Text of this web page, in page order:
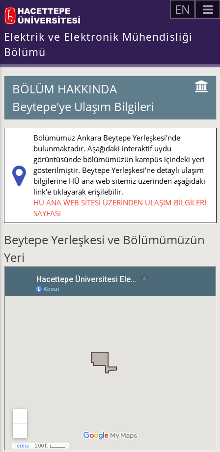
EN
Elektrik ve Elektronik Mühendisliği
Bölümü
BÖLÜM HAKKINDA
Beytepe'ye Ulaşım Bilgileri
Bölümümüz Ankara Beytepe Yerleşkesi'nde
bulunmaktadır. Aşağıdaki interaktif uydu
görüntüsünde bölümümüzün kampüs içindeki yeri
gösterilmiştir. Beytepe Yerleşkesi'ne detaylı ulaşım
bilgilerine HÜ ana web sitemiz üzerinden aşağıdaki
link'e tıklayarak erişilebilir.
HÜ ANA WEB SİTESİ ÜZERİNDEN ULAŞIM BİLGİLERİ
SAYFASI
Beytepe Yerleşkesi ve Bölümümüzün
Yeri